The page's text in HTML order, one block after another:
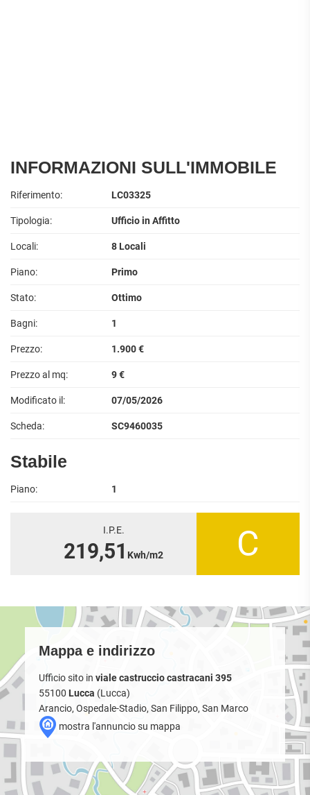
INFORMAZIONI SULL'IMMOBILE
Riferimento: LC03325
Tipologia: Ufficio in Affitto
Locali: 8 Locali
Piano: Primo
Stato: Ottimo
Bagni: 1
Prezzo: 1.900 €
Prezzo al mq: 9 €
Modificato il: 07/05/2026
Scheda: SC9460035
Stabile
Piano: 1
I.P.E.
219,51 Kwh/m2 C
Mappa e indirizzo
Ufficio sito in viale castruccio castracani 395
55100 Lucca (Lucca)
Arancio, Ospedale-Stadio, San Filippo, San Marco
mostra l'annuncio su mappa